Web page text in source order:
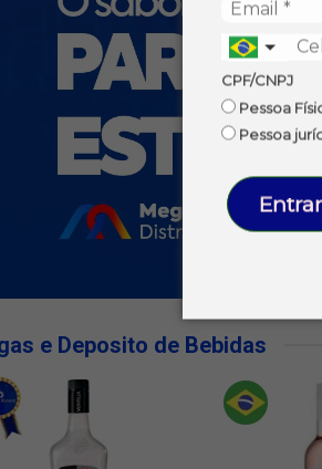
CPF/CNPJ
Pessoa
Pessoa
e Deposito de Bebidas